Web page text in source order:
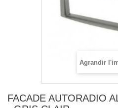
Agrandir
FACADE AUTORADIO